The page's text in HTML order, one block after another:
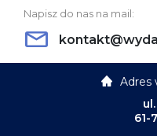
Napisz do nas na mail:
Adres
61-